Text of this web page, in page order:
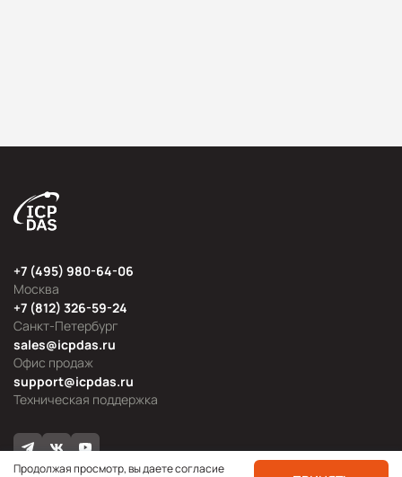
Москва
+7 (495) 980-64-06
Офис продаж
sales@icpdas.ru
Санкт-Петербург
+7 (812) 326-59-24
Техническая поддержка
support@icpdas.ru
Продолжая просмотр, вы даете согласие